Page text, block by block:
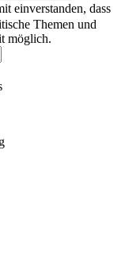
einverstanden, dass
Themen und
möglich.